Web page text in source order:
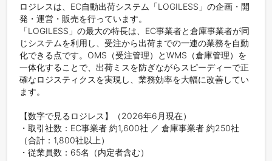
ロジレスは、EC自動出荷システム「LOGILESS」の企画・開
発・運営・販売を行っています。
「LOGILESS」の最大の特長は、EC事業者と倉庫事業者が同
じシステムを利用し、受注から出荷までの一連の業務を自動
化できる点です。OMS（受注管理）とWMS（倉庫管理）を
一体化することで、出荷ミスを防ぎながらスピーディーで正
確なロジスティクスを実現し、業務効率を大幅に改善してい
ます。
【数字で見るロジレス】（2026年6月現在）
・取引社数：EC事業者 約1,600社 ／ 倉庫事業者 約250社
（合計：1,800社以上）
・従業員数：65名（内定者含む）